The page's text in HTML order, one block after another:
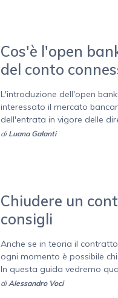
Cos'è l'open
del conto
L'introduzione dell'open
interessato il mercato
dell'entrata in vigore delle
di Luana Galanti
Chiudere un
consigli
Anche se in teoria il
ogni momento è possibile
In questa guida vedremo
diAlessandro Voci